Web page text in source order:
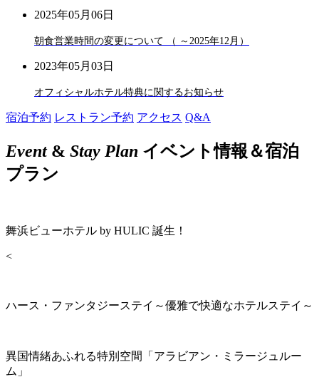
2025年05月06日
朝食営業時間の変更について （ ～2025年12月）
2023年05月03日
オフィシャルホテル特典に関するお知らせ
宿泊予約 レストラン予約 アクセス Q&A
Event& Stay Plan イベント情報＆宿泊
プラン
舞浜ビューホテル by HULIC 誕生！
<
ハース・ファンタジーステイ～優雅で快適なホテルステイ～
異国情緒あふれる特別空間「アラビアン・ミラージュルー
ム」